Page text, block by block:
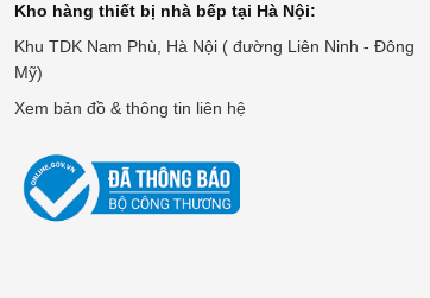
Kho hàng thiết bị nhà bếp tại Hà Nội:
Khu TDK Nam Phù, Hà Nội ( đường Liên Ninh - Đông
Mỹ)
Xem bản đồ & thông tin liên hệ